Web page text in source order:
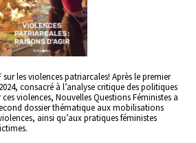
les violences patriarcales! Après le premier
consacré à l’analyse critique des politiques
violences, Nouvelles Questions Féministes a
dossier thématique aux mobilisations
ainsi qu’aux pratiques féministes